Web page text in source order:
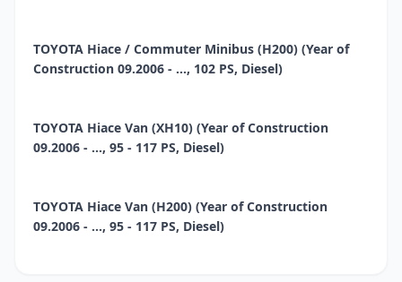
TOYOTA Hiace / Commuter Minibus (H200) (Year of
Construction 09.2006 - ..., 102 PS, Diesel)
TOYOTA Hiace Van (XH10) (Year of Construction
09.2006 - ..., 95 - 117 PS, Diesel)
TOYOTA Hiace Van (H200) (Year of Construction
09.2006 - ..., 95 - 117 PS, Diesel)